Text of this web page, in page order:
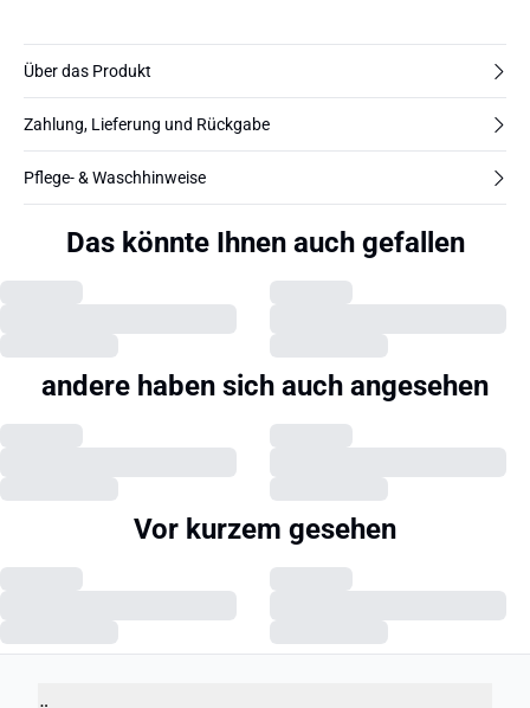
Über das Produkt
Zahlung, Lieferung und Rückgabe
Pflege- & Waschhinweise
Das könnte Ihnen auch gefallen
andere haben sich auch angesehen
Vor kurzem gesehen